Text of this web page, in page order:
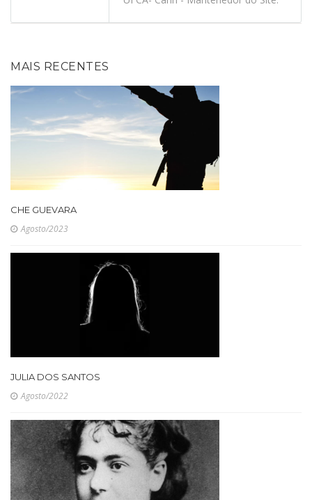
MAIS RECENTES
CHE GUEVARA
Agosto/2023
JULIA DOS SANTOS
Agosto/2022